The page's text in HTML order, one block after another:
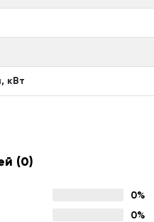
кВт
(0)
0%
0%